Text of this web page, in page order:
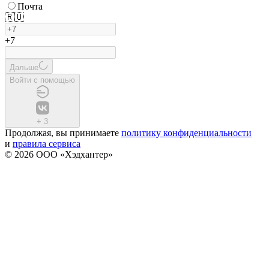
Почта
🇷🇺
+7
Дальше
Войти с помощью
+ 3
Продолжая, вы принимаете политику конфиденциальности
и правила сервиса
© 2026 ООО «Хэдхантер»